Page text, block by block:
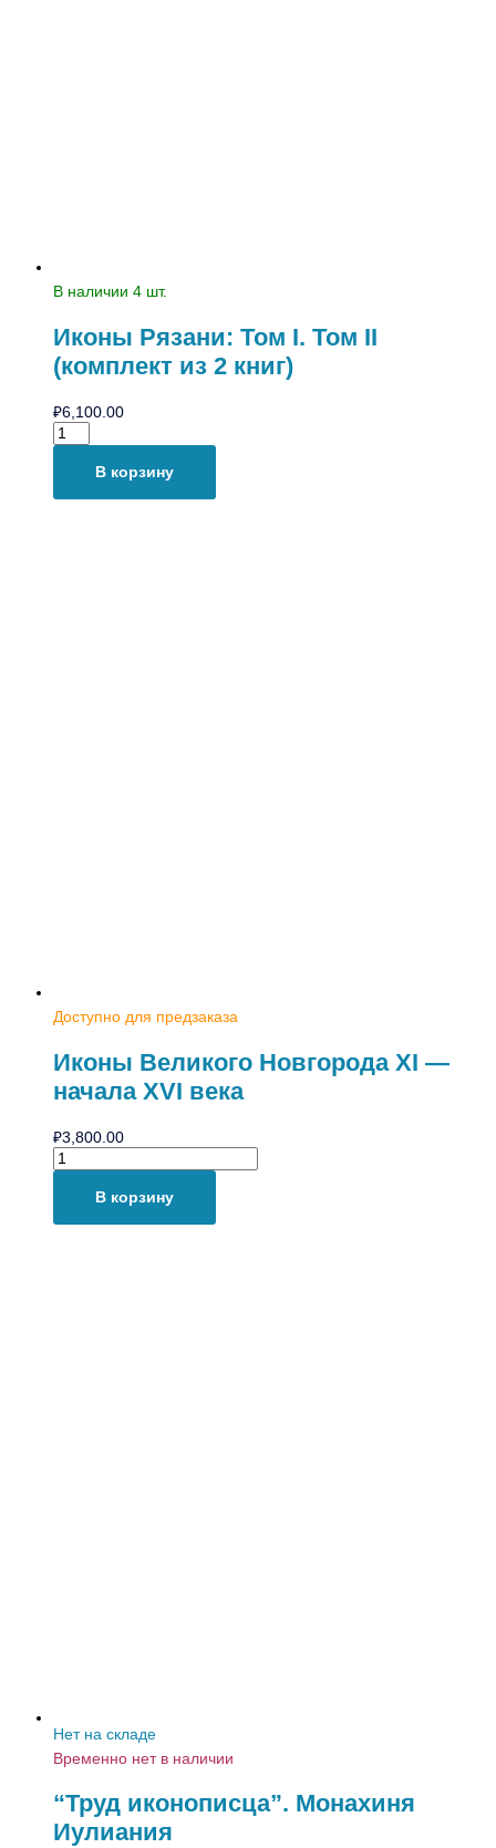
В наличии 4 шт.
Иконы Рязани: Том I. Том II
(комплект из 2 книг)
₽6,100.00
В корзину
Доступно для предзаказа
Иконы Великого Новгорода XI —
начала XVI века
₽3,800.00
В корзину
Нет на складе
Временно нет в наличии
“Труд иконописца”. Монахиня
Иулиания